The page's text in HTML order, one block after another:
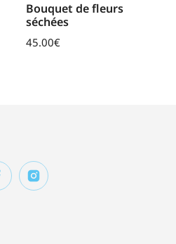
Bouquet de fleurs
séchées
45.00€